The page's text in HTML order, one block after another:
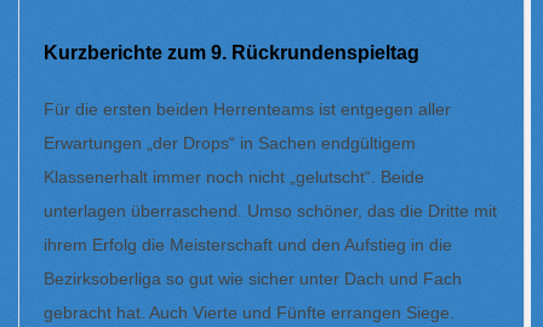
Kurzberichte zum 9. Rückrundenspieltag
Für die ersten beiden Herrenteams ist entgegen aller
Erwartungen „der Drops“ in Sachen endgültigem
Klassenerhalt immer noch nicht „gelutscht“. Beide
unterlagen überraschend. Umso schöner, das die Dritte mit
ihrem Erfolg die Meisterschaft und den Aufstieg in die
Bezirksoberliga so gut wie sicher unter Dach und Fach
gebracht hat. Auch Vierte und Fünfte errangen Siege.